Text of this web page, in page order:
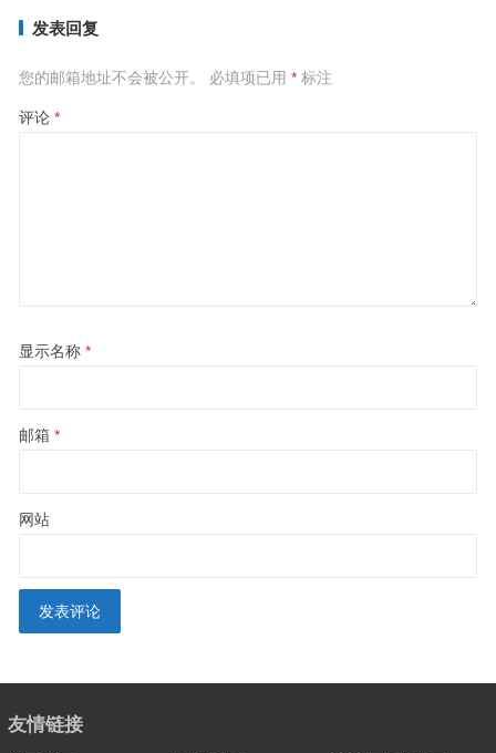
发表回复
您的邮箱地址不会被公开。 必填项已用 *标注
评论 *
显示名称 *
邮箱 *
网站
友情链接